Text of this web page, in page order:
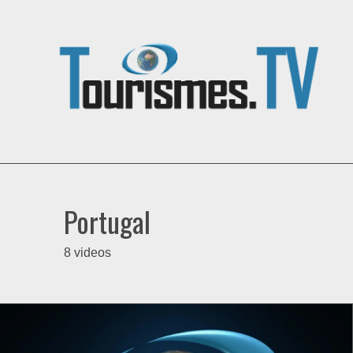
Portugal
8 videos